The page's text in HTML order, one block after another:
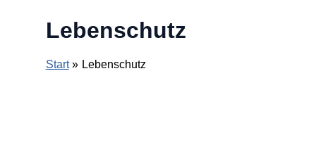
Lebenschutz
Start Lebenschutz